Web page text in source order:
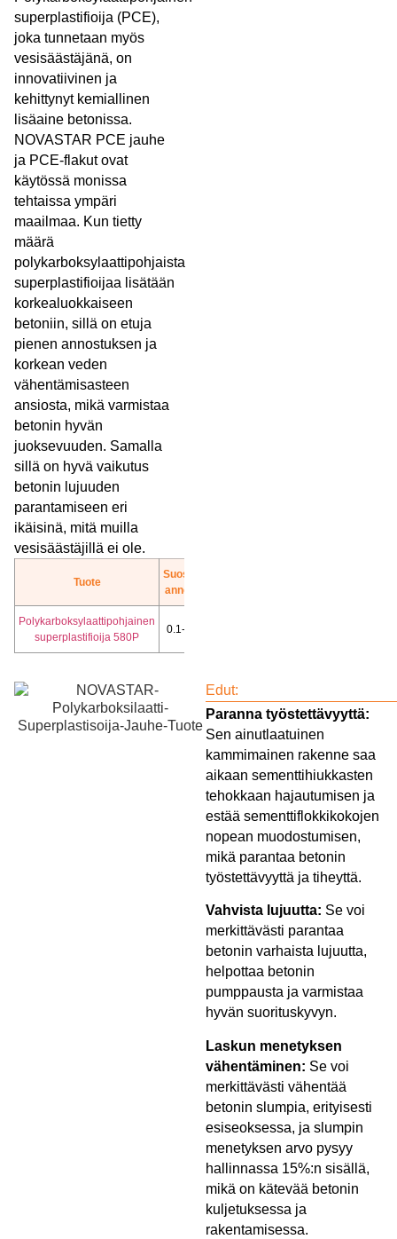
superplastifioija (PCE),
joka tunnetaan myös
vesisäästäjänä, on
innovatiivinen ja
kehittynyt kemiallinen
lisäaine betonissa.
NOVASTAR PCE jauhe
ja PCE-flakut ovat
käytössä monissa
tehtaissa ympäri
maailmaa. Kun tietty
määrä
polykarboksylaattipohjaista
superplastifioijaa lisätään
korkealuokkaiseen
betoniin, sillä on etuja
pienen annostuksen ja
korkean veden
vähentämisasteen
ansiosta, mikä varmistaa
betonin hyvän
juoksevuuden. Samalla
sillä on hyvä vaikutus
betonin lujuuden
parantamiseen eri
ikäisinä, mitä muilla
vesisäästäjillä ei ole.
Tuote
Suositeltu
annostus
Polykarboksylaattipohjainen
superplastifioija 580P
0.1-0.3%
Edut:
Paranna työstettävyyttä:
Sen ainutlaatuinen
kammimainen rakenne saa
aikaan sementtihiukkasten
tehokkaan hajautumisen ja
estää sementtiflokkikokojen
nopean muodostumisen,
mikä parantaa betonin
työstettävyyttä ja tiheyttä.
Vahvista lujuutta: Se voi
merkittävästi parantaa
betonin varhaista lujuutta,
helpottaa betonin
pumppausta ja varmistaa
hyvän suorituskyvyn.
Laskun menetyksen
vähentäminen: Se voi
merkittävästi vähentää
betonin slumpia, erityisesti
esiseoksessa, ja slumpin
menetyksen arvo pysyy
hallinnassa 15%:n sisällä,
mikä on kätevää betonin
kuljetuksessa ja
rakentamisessa.